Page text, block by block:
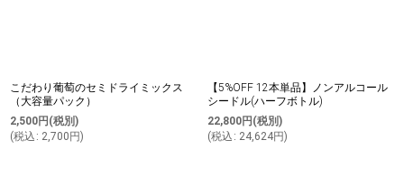
こだわり葡萄のセミドライミックス
（大容量パック）
2,500円 (税別)
(税込 : 2,700 円)
【5%OFF 12本単品】ノンアルコール
シードル(ハーフボトル)
22,800円 (税別)
(税込 : 24,624円)